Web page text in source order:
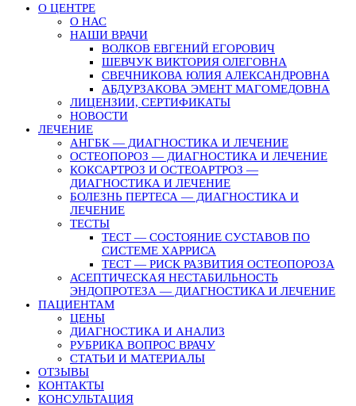
О ЦЕНТРЕ
О НАС
НАШИ ВРАЧИ
ВОЛКОВ ЕВГЕНИЙ ЕГОРОВИЧ
ШЕВЧУК ВИКТОРИЯ ОЛЕГОВНА
СВЕЧНИКОВА ЮЛИЯ АЛЕКСАНДРОВНА
АБДУРЗАКОВА ЭМЕНТ МАГОМЕДОВНА
ЛИЦЕНЗИИ, СЕРТИФИКАТЫ
НОВОСТИ
ЛЕЧЕНИЕ
АНГБК — ДИАГНОСТИКА И ЛЕЧЕНИЕ
ОСТЕОПОРОЗ — ДИАГНОСТИКА И ЛЕЧЕНИЕ
КОКСАРТРОЗ И ОСТЕОАРТРОЗ —
ДИАГНОСТИКА И ЛЕЧЕНИЕ
БОЛЕЗНЬ ПЕРТЕСА — ДИАГНОСТИКА И
ЛЕЧЕНИЕ
ТЕСТЫ
ТЕСТ — СОСТОЯНИЕ СУСТАВОВ ПО
СИСТЕМЕ ХАРРИСА
ТЕСТ — РИСК РАЗВИТИЯ ОСТЕОПОРОЗА
АСЕПТИЧЕСКАЯ НЕСТАБИЛЬНОСТЬ
ЭНДОПРОТЕЗА — ДИАГНОСТИКА И ЛЕЧЕНИЕ
ПАЦИЕНТАМ
ЦЕНЫ
ДИАГНОСТИКА И АНАЛИЗ
РУБРИКА ВОПРОС ВРАЧУ
СТАТЬИ И МАТЕРИАЛЫ
ОТЗЫВЫ
КОНТАКТЫ
КОНСУЛЬТАЦИЯ